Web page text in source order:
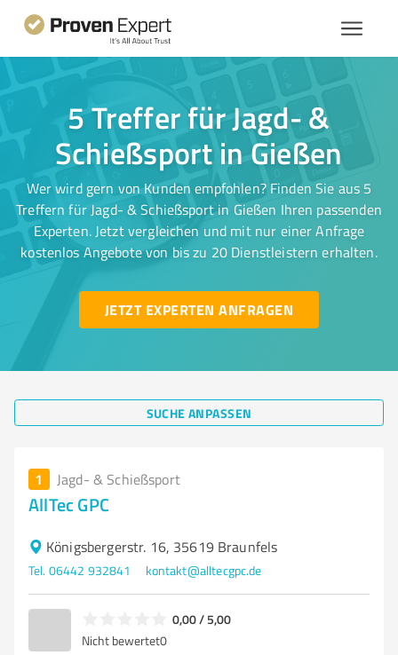
5 Treffer für Jagd- &
Schießsport in Gießen
Wer wird gern von Kunden empfohlen? Finden Sie aus 5
Treffern für Jagd- & Schießsport in Gießen Ihren passenden
Experten. Jetzt vergleichen und mit nur einer Anfrage
kostenlos Angebote von bis zu 20 Dienstleistern erhalten.
JETZT EXPERTEN ANFRAGEN
SUCHE ANPASSEN
1 Jagd- & Schießsport
AllTec GPC
Königsbergerstr. 16, 35619 Braunfels
Tel. 06442 932841 kontakt@alltecgpc.de
0,00 / 5,00
Nicht bewertet0